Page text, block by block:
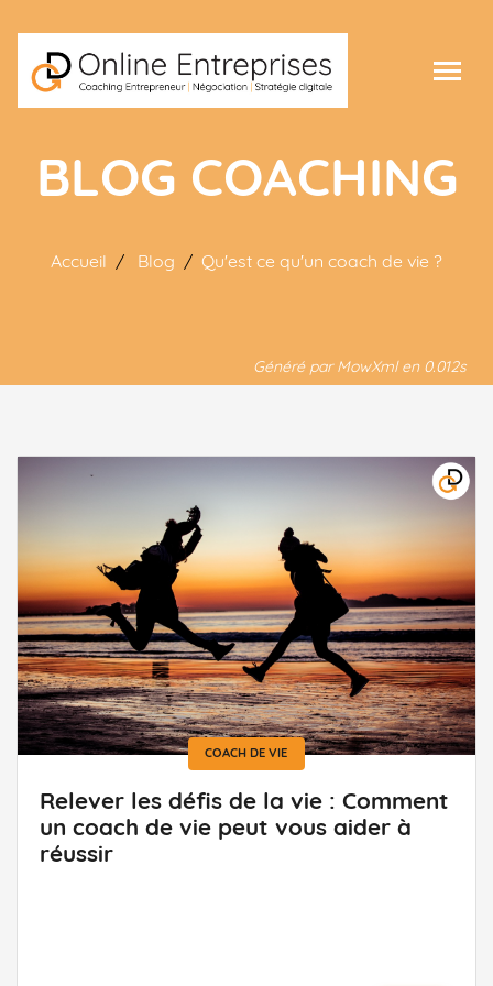
BLOG COACHING
Accueil Blog Qu'est ce qu'un coach de vie ?
Généré par MowXml en 0.012s
COACH DE VIE
Relever les défis de la vie : Comment
un coach de vie peut vous aider à
réussir